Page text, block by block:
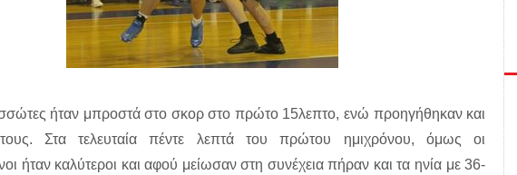
ήταν μπροστά στο σκορ στο πρώτο 15λεπτο, ενώ προηγήθηκαν και
Στα τελευταία πέντε λεπτά του πρώτου ημιχρόνου, όμως οι
ήταν καλύτεροι και αφού μείωσαν στη συνέχεια πήραν και τα ηνία με 36-